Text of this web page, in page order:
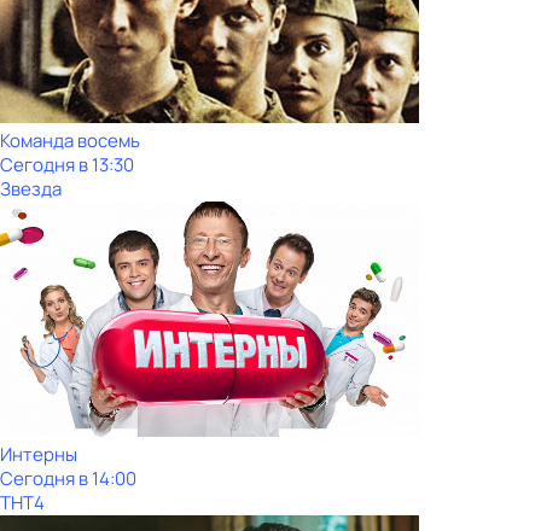
Команда восемь
Сегодня в 13:30
Звезда
Интерны
Сегодня в 14:00
ТНТ4